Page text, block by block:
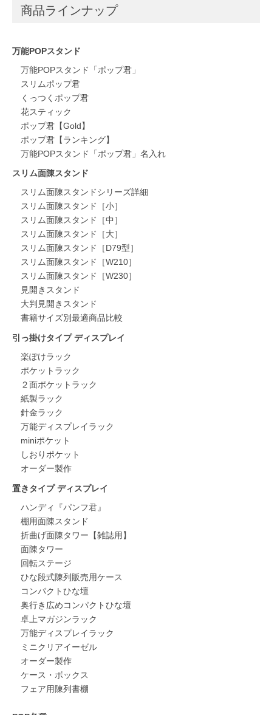
商品ラインナップ
万能POPスタンド
万能POPスタンド「ポップ君」
スリムポップ君
くっつくポップ君
花スティック
ポップ君【Gold】
ポップ君【ランキング】
万能POPスタンド「ポップ君」名入れ
スリム面陳スタンド
スリム面陳スタンドシリーズ詳細
スリム面陳スタンド［小］
スリム面陳スタンド［中］
スリム面陳スタンド［大］
スリム面陳スタンド［D79型］
スリム面陳スタンド［W210］
スリム面陳スタンド［W230］
見開きスタンド
大判見開きスタンド
書籍サイズ別最適商品比較
引っ掛けタイプ ディスプレイ
楽ぽけラック
ポケットラック
２面ポケットラック
紙製ラック
針金ラック
万能ディスプレイラック
miniポケット
しおりポケット
オーダー製作
置きタイプ ディスプレイ
ハンディ『パンフ君』
棚用面陳スタンド
折曲げ面陳タワー【雑誌用】
面陳タワー
回転ステージ
ひな段式陳列販売用ケース
コンパクトひな壇
奥行き広めコンパクトひな壇
卓上マガジンラック
万能ディスプレイラック
ミニクリアイーゼル
オーダー製作
ケース・ボックス
フェア用陳列書棚